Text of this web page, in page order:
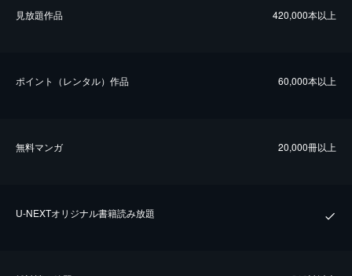
⾒放題作品 420,000本以上
ポイント（レンタル）作品 60,000本以上
無料マンガ 20,000冊以上
U-NEXTオリジナル書籍読み放題